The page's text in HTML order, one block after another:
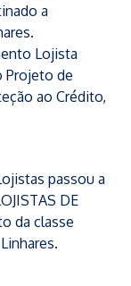
a
Lojista
Projeto de
ao Crédito,
passou a
DE
da classe